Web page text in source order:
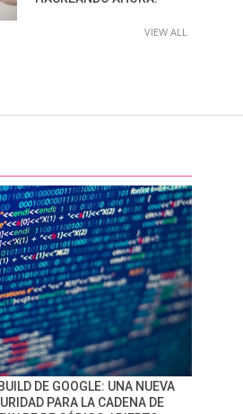
VIEW ALL
DE GOOGLE: UNA NUEVA
PARA LA CADENA DE